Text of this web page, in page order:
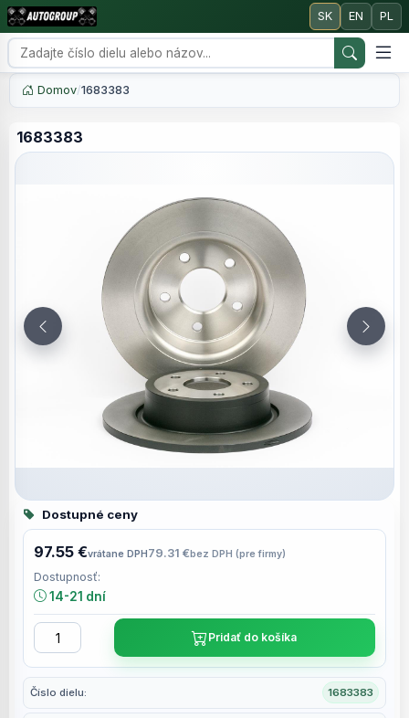
SK EN PL
Domov/1683383
1683383
Číslo dielu: 1683383
Dostupné ceny
97.55 €vrátane DPH79.31 €bez DPH (pre firmy)
Dostupnosť:
14-21 dní
Pridať do košíka